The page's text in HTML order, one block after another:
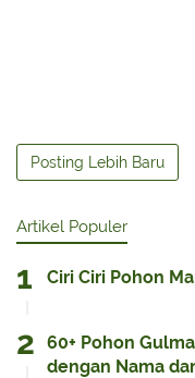
Posting Lebih Baru
Artikel Populer
Ciri Ciri Pohon
60+ Pohon
dengan Nama